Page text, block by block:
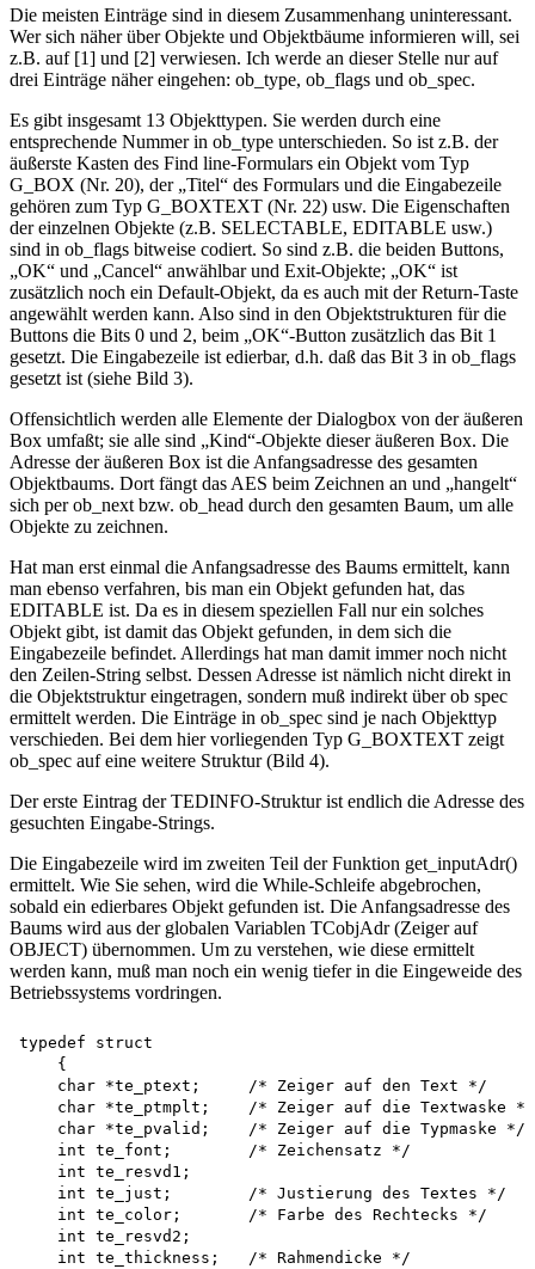
Die meisten Einträge sind in diesem Zusammenhang uninteressant.
Wer sich näher über Objekte und Objektbäume informieren will, sei
z.B. auf [1] und [2] verwiesen. Ich werde an dieser Stelle nur auf
drei Einträge näher eingehen: ob_type, ob_flags und ob_spec.
Es gibt insgesamt 13 Objekttypen. Sie werden durch eine
entsprechende Nummer in ob_type unterschieden. So ist z.B. der
äußerste Kasten des Find line-Formulars ein Objekt vom Typ
G_BOX (Nr. 20), der „Titel“ des Formulars und die Eingabezeile
gehören zum Typ G_BOXTEXT (Nr. 22) usw. Die Eigenschaften
der einzelnen Objekte (z.B. SELECTABLE, EDITABLE usw.)
sind in ob_flags bitweise codiert. So sind z.B. die beiden Buttons,
„OK“ und „Cancel“ anwählbar und Exit-Objekte; „OK“ ist
zusätzlich noch ein Default-Objekt, da es auch mit der Return-Taste
angewählt werden kann. Also sind in den Objektstrukturen für die
Buttons die Bits 0 und 2, beim „OK“-Button zusätzlich das Bit 1
gesetzt. Die Eingabezeile ist edierbar, d.h. daß das Bit 3 in ob_flags
gesetzt ist (siehe Bild 3).
Offensichtlich werden alle Elemente der Dialogbox von der äußeren
Box umfaßt; sie alle sind „Kind“-Objekte dieser äußeren Box. Die
Adresse der äußeren Box ist die Anfangsadresse des gesamten
Objektbaums. Dort fängt das AES beim Zeichnen an und „hangelt“
sich per ob_next bzw. ob_head durch den gesamten Baum, um alle
Objekte zu zeichnen.
Hat man erst einmal die Anfangsadresse des Baums ermittelt, kann
man ebenso verfahren, bis man ein Objekt gefunden hat, das
EDITABLE ist. Da es in diesem speziellen Fall nur ein solches
Objekt gibt, ist damit das Objekt gefunden, in dem sich die
Eingabezeile befindet. Allerdings hat man damit immer noch nicht
den Zeilen-String selbst. Dessen Adresse ist nämlich nicht direkt in
die Objektstruktur eingetragen, sondern muß indirekt über ob spec
ermittelt werden. Die Einträge in ob_spec sind je nach Objekttyp
verschieden. Bei dem hier vorliegenden Typ G_BOXTEXT zeigt
ob_spec auf eine weitere Struktur (Bild 4).
Der erste Eintrag der TEDINFO-Struktur ist endlich die Adresse des
gesuchten Eingabe-Strings.
Die Eingabezeile wird im zweiten Teil der Funktion get_inputAdr()
ermittelt. Wie Sie sehen, wird die While-Schleife abgebrochen,
sobald ein edierbares Objekt gefunden ist. Die Anfangsadresse des
Baums wird aus der globalen Variablen TCobjAdr (Zeiger auf
OBJECT) übernommen. Um zu verstehen, wie diese ermittelt
werden kann, muß man noch ein wenig tiefer in die Eingeweide des
Betriebssystems vordringen.
typedef struct
    {
    char *te_ptext;     /* Zeiger auf den Text */
    char *te_ptmplt;    /* Zeiger auf die Textwaske */
    char *te_pvalid;    /* Zeiger auf die Typmaske */
    int te_font;        /* Zeichensatz */
    int te_resvd1;
    int te_just;        /* Justierung des Textes */
    int te_color;       /* Farbe des Rechtecks */
    int te_resvd2;
    int te_thickness;   /* Rahmendicke */